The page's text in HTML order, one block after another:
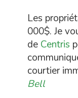
Les
000$. Je
de Centris
courtier
Bell